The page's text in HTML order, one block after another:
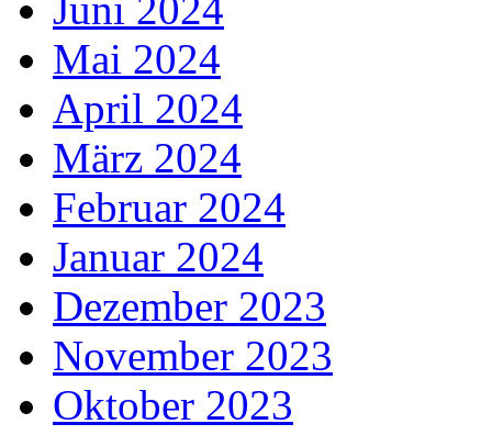
Juni 2024
Mai 2024
April 2024
März 2024
Februar 2024
Januar 2024
Dezember 2023
November 2023
Oktober 2023